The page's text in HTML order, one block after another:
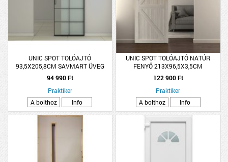
UNIC SPOT TOLÓAJTÓ
93,5X205,8CM SAVMART ÜVEG
FEKETE KERETTEL ASB-002
94 990 Ft
Praktiker
A bolthoz
Info
UNIC SPOT TOLÓAJTÓ NATÚR
FENYŐ 213X96,5X3,5CM
122 900 Ft
Praktiker
A bolthoz
Info